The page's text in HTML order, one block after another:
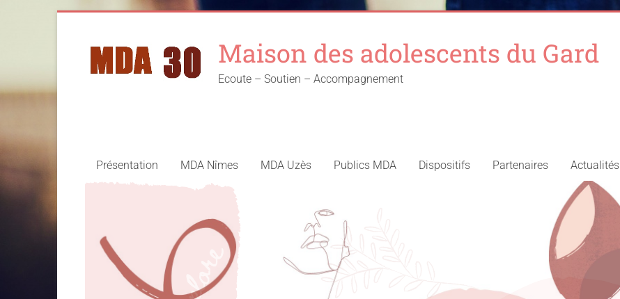
content
Maison des adolescents du Gard
Ecoute – Soutien – Accompagnement
Présentation MDA Nîmes MDA Uzès Publics MDA Dispositifs Partenaires Actualités